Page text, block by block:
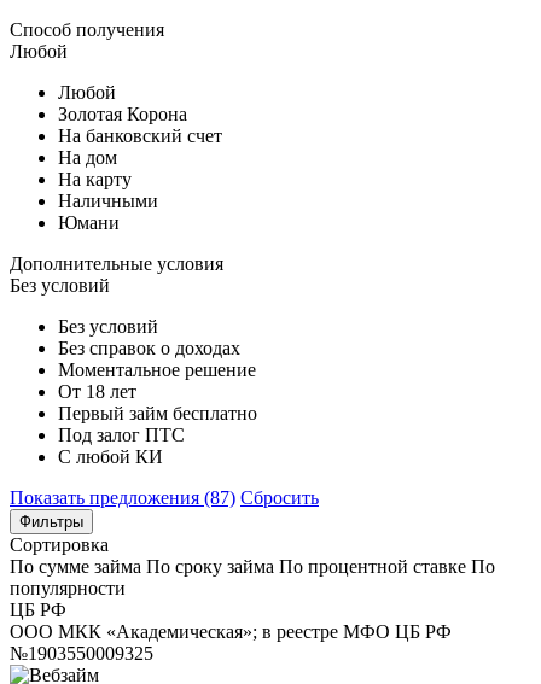
Способ получения
Любой
Любой
Золотая Корона
На банковский счет
На дом
На карту
Наличными
Юмани
Дополнительные условия
Без условий
Без условий
Без справок о доходах
Моментальное решение
От 18 лет
Первый займ бесплатно
Под залог ПТС
С любой КИ
Показать предложения (87) Сбросить
Фильтры
Сортировка
По сумме займа По сроку займа По процентной ставке По
популярности
ЦБ РФ
ООО МКК «Академическая»; в реестре МФО ЦБ РФ
№1903550009325